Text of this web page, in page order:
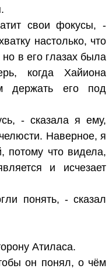
свои фокусы, -
настолько, что
в его глазах была
когда Хайиона
держать его под
- сказала я ему,
Наверное, я
потому что видела,
и исчезает
понять, - сказал
Атиласа.
он понял, о чём